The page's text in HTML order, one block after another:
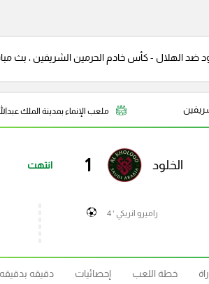
ضد الهلال - كأس خادم الحرمين الشريفين ، بث
ملعب الإنماء بمدينة الملك
الخلود 1 انتهت
راميرو انريكي ' 4
خطة اللعب إحصائيات دقيقه بدقيقه